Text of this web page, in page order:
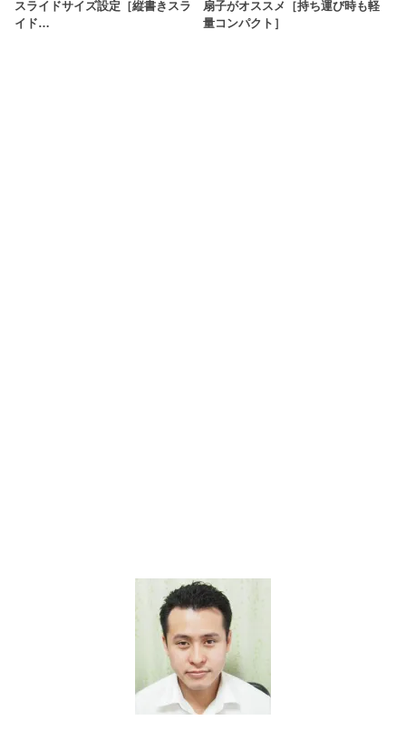
スライドサイズ設定［縦書きスラ
イド…
扇子がオススメ［持ち運び時も軽
量コンパクト］